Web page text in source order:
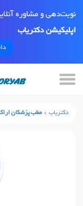
نوبت‌دهی و مشاوره
اپلیکیشن دکتریاب
دکتریاب مطب پزشکان